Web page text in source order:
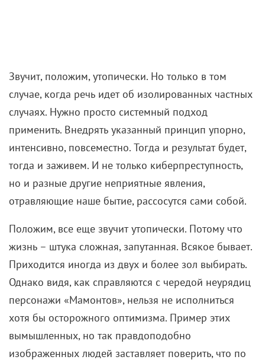
Звучит, положим, утопически. Но только в том
случае, когда речь идет об изолированных частных
случаях. Нужно просто системный подход
применить. Внедрять указанный принцип упорно,
интенсивно, повсеместно. Тогда и результат будет,
тогда и заживем. И не только киберпреступность,
но и разные другие неприятные явления,
отравляющие наше бытие, рассосутся сами собой.
Положим, все еще звучит утопически. Потому что
жизнь – штука сложная, запутанная. Всякое бывает.
Приходится иногда из двух и более зол выбирать.
Однако видя, как справляются с чередой неурядиц
персонажи «Мамонтов», нельзя не исполниться
хотя бы осторожного оптимизма. Пример этих
вымышленных, но так правдоподобно
изображенных людей заставляет поверить, что по